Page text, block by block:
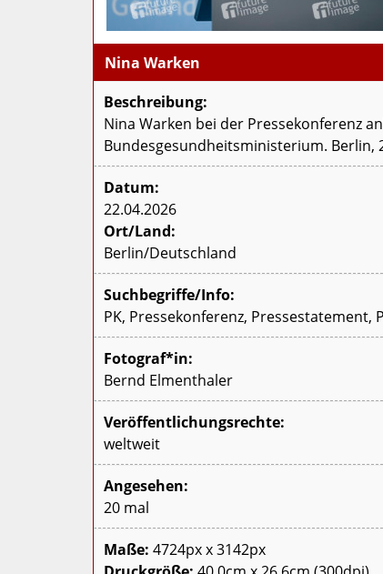
Nina Warken
Beschreibung:
Nina Warken bei der Pressekonferenz
Bundesgesundheitsministerium. Berlin,
Datum:
22.04.2026
Ort/Land:
Berlin/Deutschland
Suchbegriffe/Info:
PK, Pressekonferenz,
Fotograf*in:
Bernd Elmenthaler
Veröffentlichungsrechte:
weltweit
Angesehen:
20 mal
Maße: 4724px x 3142px